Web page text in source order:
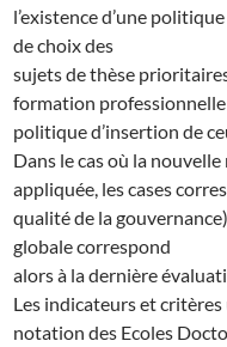
l’existence d’une
de choix des
sujets de thèse
formation
politique d’insertion de
Dans le cas où la
appliquée, les cases
qualité de la
globale correspond
alors à la dernière
Les indicateurs et
notation des Ecoles